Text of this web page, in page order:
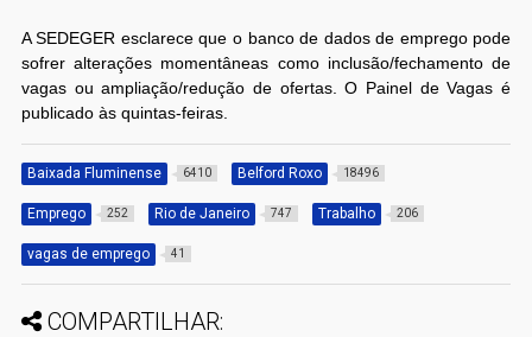
A SEDEGER esclarece que o banco de dados de emprego pode
sofrer alterações momentâneas como inclusão/fechamento de
vagas ou ampliação/redução de ofertas. O Painel de Vagas é
publicado às quintas-feiras.
Baixada Fluminense 6410 Belford Roxo 18496
Emprego 252 Rio de Janeiro 747 Trabalho 206
vagas de emprego 41
COMPARTILHAR: